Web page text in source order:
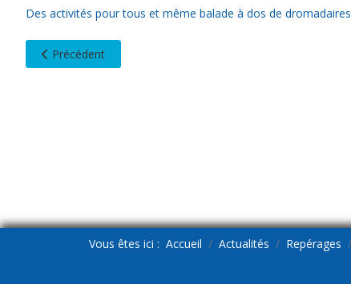
Des activités pour tous et même balade à dos de dromadaires
Article précédent : Repérage MADERE
Précédent
Vous êtes ici : Accueil Actualités Repérages